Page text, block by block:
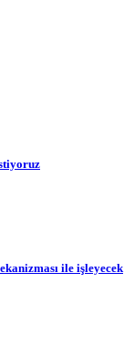
ile işleyecek